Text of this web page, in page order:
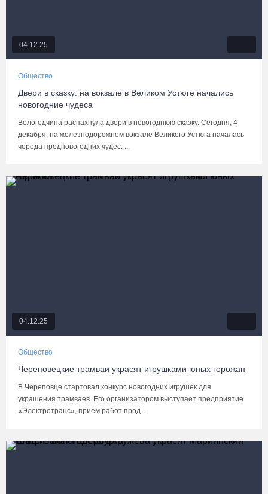
04.12.25
Общество
Двери в сказку: на вокзале в Великом Устюге начались
новогодние чудеса
Вологодчина распахнула двери в новогоднюю сказку. Сегодня, 4
декабря, на железнодорожном вокзале Великого Устюга началась
череда предновогодних чудес. ...
04.12.25
Общество
Череповецкие трамваи украсят игрушками юных горожан
В Череповце стартовал конкурс новогодних игрушек для
украшения трамваев. Его организатором выступает предприятие
«Электротранс», приём работ прод...